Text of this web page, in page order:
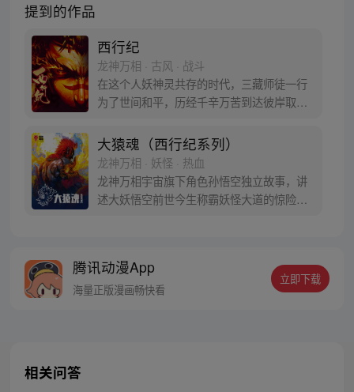
提到的作品
西行纪
龙神万相 · 古风 · 战斗
在这个人妖神灵共存的时代，三藏师徒一行
为了世间和平，历经千辛万苦到达彼岸取
变得美好….随着阴谋慢慢揭露，暗魂四起,
为了让“永恒之火”重新归位，小狼妖白狼不
辞万难，找到唐三藏大法师，和他一起重新
寻回徒弟们，组成全新“西行小队”，再度踏
上西行之旅……
大猿魂（西行纪系列）
龙神万相 · 妖怪 · 热血
龙神万相宇宙旗下角色孙悟空独立故事，讲
述大妖悟空前世今生称霸妖怪大道的惊险历
人…六十年后，他再次破石而出，背负着守
护族人的希望和信念打败了妖怪大道的霸
腾讯动漫App
海量正版漫画畅快看
立即下载
相关问答